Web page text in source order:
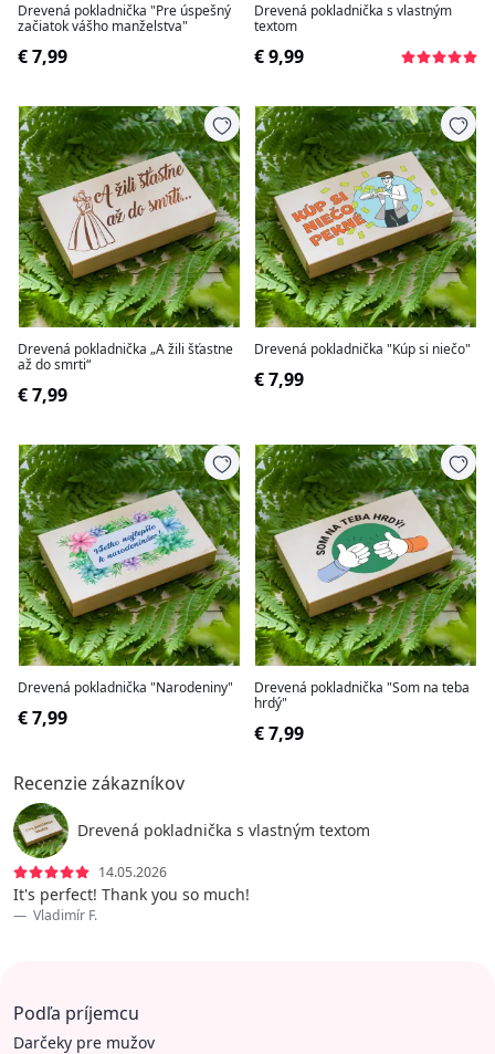
Recenzie zákazníkov
Drevená pokladnička s vlastným textom
14.05.2026
It's perfect! Thank you so much!
Vladimír F.
Drevená pokladnička "Pre úspešný
začiatok vášho manželstva"
€ 7,99
Drevená pokladnička s vlastným
textom
€ 9,99
Drevená pokladnička „A žili šťastne
až do smrti“
€ 7,99
Drevená pokladnička "Kúp si niečo"
€ 7,99
Drevená pokladnička "Narodeniny"
€ 7,99
Drevená pokladnička "Som na teba
hrdý"
€ 7,99
Podľa príjemcu
Darčeky pre mužov